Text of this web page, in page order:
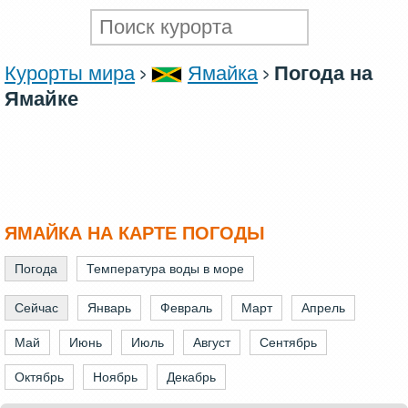
Курорты мира Ямайка
Погода на
Ямайке
ЯМАЙКА НА КАРТЕ ПОГОДЫ
Погода Температура воды в море
Сейчас Январь Февраль Март Апрель
Май Июнь Июль Август Сентябрь
Октябрь Ноябрь Декабрь